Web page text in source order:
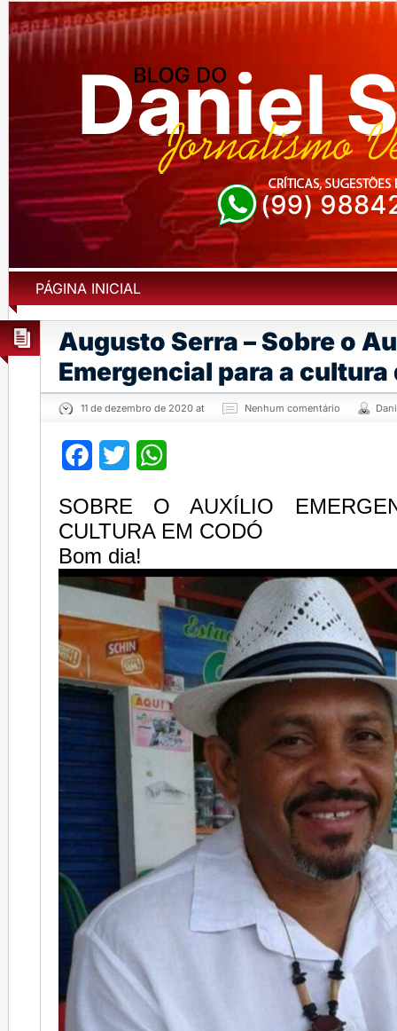
PÁGINA INICIAL
Augusto Serra – Sobre o
Emergencial para a cultura
11 de dezembro de 2020 at Nenhum comentário
Facebook
Twitter
SOBRE O AUXÍLIO
CULTURA EM CODÓ
Bom dia!